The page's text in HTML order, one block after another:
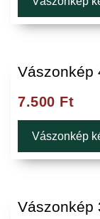
Vászonkép
7.500 Ft
Vászonkép
Vászonkép